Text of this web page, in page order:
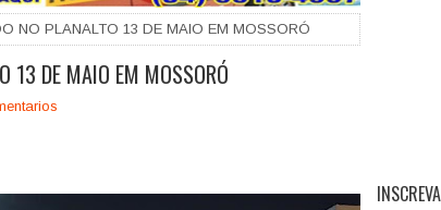
NO PLANALTO 13 DE MAIO EM MOSSORÓ
13 DE MAIO EM MOSSORÓ